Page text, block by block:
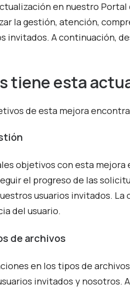
en nuestro
la gestión, atención,
invitados. A continuación,
tiene esta
de esta mejora
objetivos con esta
el progreso de las
usuarios invitados.
del usuario.
de archivos
en los tipos de
invitados y nosotros.